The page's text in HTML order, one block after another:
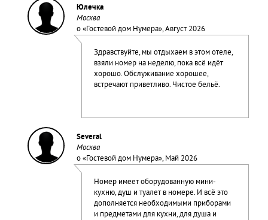
Юлечка
Москва
о «Гостевой дом Нумера», Август 2026
Здравствуйте, мы отдыхаем в этом отеле,
взяли номер на неделю, пока всё идёт
хорошо. Обслуживание хорошее,
встречают приветливо. Чистое бельё.
Several
Москва
о «Гостевой дом Нумера», Май 2026
Номер имеет оборудованную мини-
кухню, душ и туалет в номере. И всё это
дополняется необходимыми приборами
и предметами для кухни, для душа и